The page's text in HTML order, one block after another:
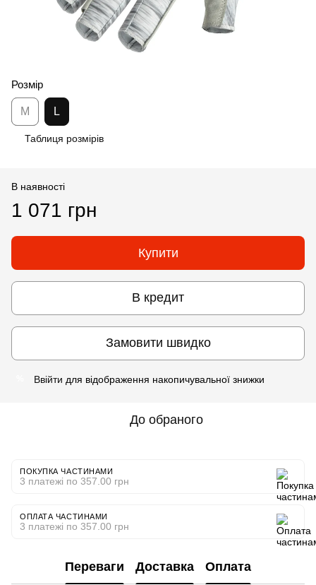
Розмір
M L
Таблиця розмірів
В наявності
1 071 грн
Купити
В кредит
Замовити швидко
Ввійти для відображення накопичувальної знижки
До обраного
ПОКУПКА ЧАСТИНАМИ
3 платежі по 357.00 грн
ОПЛАТА ЧАСТИНАМИ
3 платежі по 357.00 грн
Переваги Доставка Оплата